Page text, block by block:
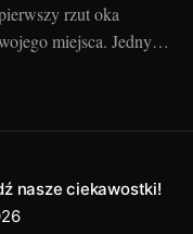
rzut oka
miejsca. Jednym
Właściwe
do kombajnów
nasze ciekawostki!